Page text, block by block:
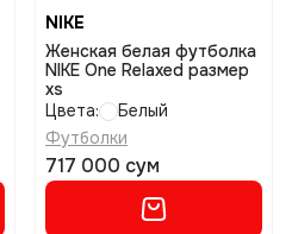
NIKE
Женская белая футболка
NIKE One Relaxed размер
xs
Цвета:
Белый
Футболки
717 000 сум